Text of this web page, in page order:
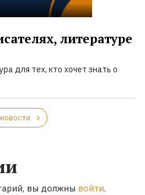
литературе
для тех, кто хочет знать о
вы должны войти.